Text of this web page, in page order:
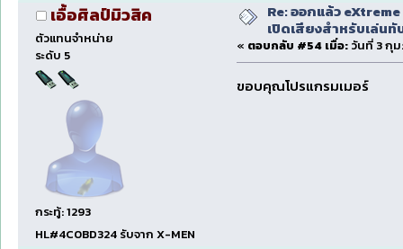
เอื้อศิลป์มิวสิค
ตัวแทนจำหน่าย
ระดับ 5
กระทู้: 1293
HL#4C0BD324 รับจาก X-MEN
Re: ออกแล้ว
เปิดเสียงสำหรับเล่น
« ตอบกลับ #54 เมื่อ: วันที่ 3 กุ
ขอบคุณโปรแกรมเมอร์